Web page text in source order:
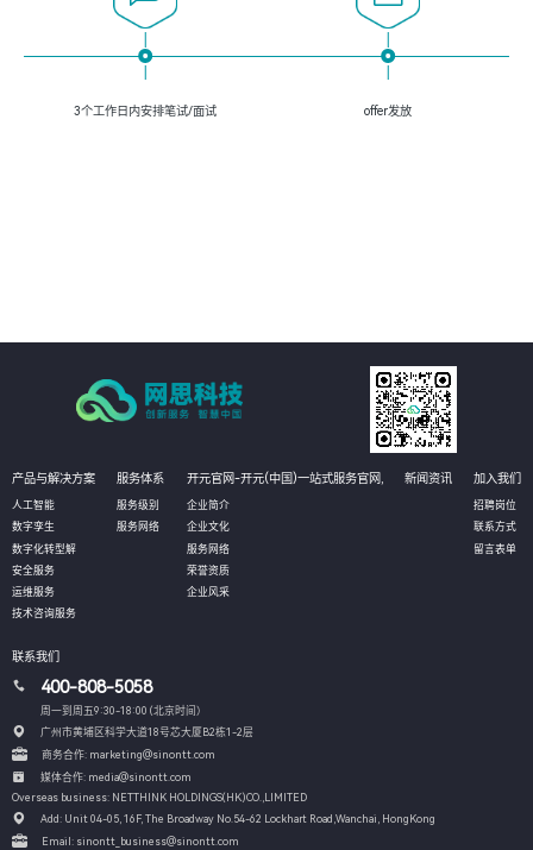
3个工作日内安排笔试/面试 offer发放
产品与解决方案
人工智能
数字孪生
数字化转型解
安全服务
运维服务
技术咨询服务
服务体系
服务级别
服务网络
开元官网-开元(中国)一站式服务官网,
企业简介
企业文化
服务网络
荣誉资质
企业风采
新闻资讯 加入我们
招聘岗位
联系方式
留言表单
联系我们
400-808-5058
周一到周五9:30-18:00 (北京时间）
广州市黄埔区科学大道18号芯大厦B2栋1-2层
商务合作: marketing@sinontt.com
媒体合作: media@sinontt.com
Overseas business: NETTHINK HOLDINGS(HK)CO.,LIMITED
Add: Unit 04-05, 16F, The Broadway No.54-62 Lockhart Road, Wanchai, HongKong
Email: sinontt_business@sinontt.com